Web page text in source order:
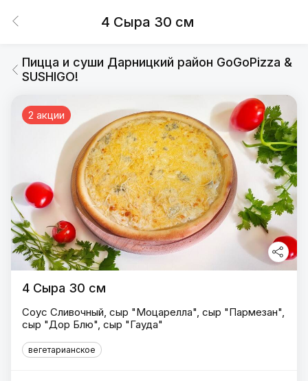
4 Сыра 30 см
Пицца и суши Дарницкий район GoGoPizza &
SUSHIGO!
2 акции
4 Сыра 30 см
Соус Сливочный, сыр "Моцарелла", сыр "Пармезан",
сыр "Дор Блю", сыр "Гауда"
вегетарианское